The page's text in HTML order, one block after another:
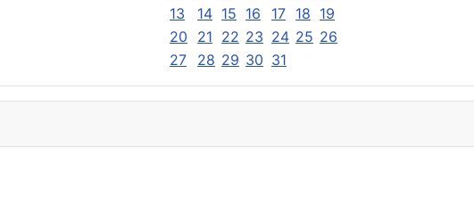
13
14 15 16 17 18 19
20
21 22 23 24 25 26
27
28 29 30 31